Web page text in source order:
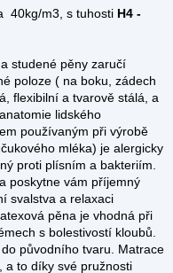
40kg/m3, s tuhosti H4 -
studené pěny zaručí
poloze ( na boku, zádech
flexibilní a tvarově stálá, a
lidského
používaným při výrobě
mléka) je alergicky
proti plísním a bakteriím.
poskytne vám příjemný
svalstva a relaxaci
pěna je vhodná při
s bolestivostí kloubů.
původního tvaru. Matrace
a to díky své pružnosti